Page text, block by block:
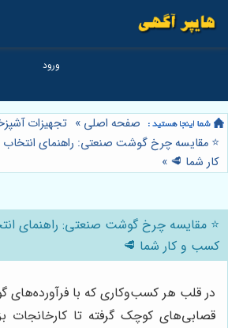
صفحه اصلی » تجهیزات
⭐️ مقایسه چرخ گوشت صنعتی: راهنمای
کار شما 🥩 »
⭐️ مقایسه چرخ گوشت صنعتی: راهنمای
کسب و کار شما 🥩
در قلب هر کسب‌وکاری که با فرآورده‌های
قصابی‌های کوچک گرفته تا کارخانجات